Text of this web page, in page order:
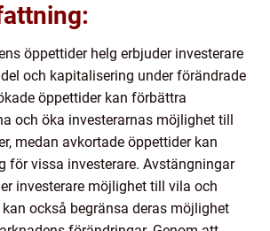
öppettider helg erbjuder investerare
och kapitalisering under förändrade
öppettider kan förbättra
och öka investerarnas möjlighet till
medan avkortade öppettider kan
för vissa investerare. Avstängningar
investerare möjlighet till vila och
också begränsa deras möjlighet